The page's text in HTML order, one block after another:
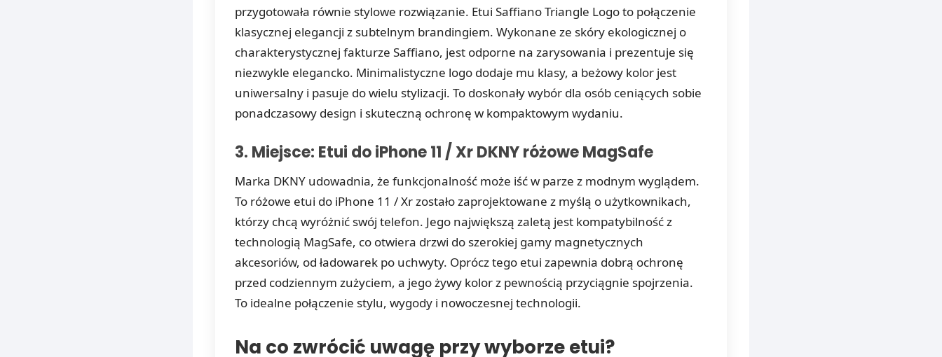
przygotowała równie stylowe rozwiązanie. Etui Saffiano Triangle Logo to połączenie
klasycznej elegancji z subtelnym brandingiem. Wykonane ze skóry ekologicznej o
charakterystycznej fakturze Saffiano, jest odporne na zarysowania i prezentuje się
niezwykle elegancko. Minimalistyczne logo dodaje mu klasy, a beżowy kolor jest
uniwersalny i pasuje do wielu stylizacji. To doskonały wybór dla osób ceniących sobie
ponadczasowy design i skuteczną ochronę w kompaktowym wydaniu.
3. Miejsce: Etui do iPhone 11 / Xr DKNY różowe MagSafe
Marka DKNY udowadnia, że funkcjonalność może iść w parze z modnym wyglądem.
To różowe etui do iPhone 11 / Xr zostało zaprojektowane z myślą o użytkownikach,
którzy chcą wyróżnić swój telefon. Jego największą zaletą jest kompatybilność z
technologią MagSafe, co otwiera drzwi do szerokiej gamy magnetycznych
akcesoriów, od ładowarek po uchwyty. Oprócz tego etui zapewnia dobrą ochronę
przed codziennym zużyciem, a jego żywy kolor z pewnością przyciągnie spojrzenia.
To idealne połączenie stylu, wygody i nowoczesnej technologii.
Na co zwrócić uwagę przy wyborze etui?